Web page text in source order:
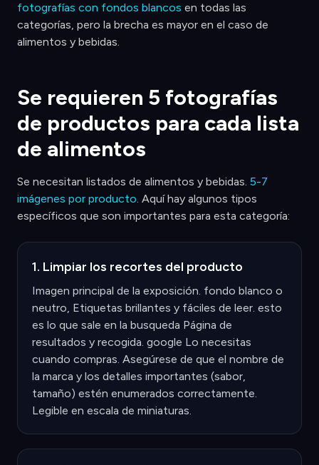
fotografías con fondos blancos en todas las
categorías, pero la brecha es mayor en el caso de
alimentos y bebidas.
Se requieren 5 fotografías
de productos para cada lista
de alimentos
Se necesitan listados de alimentos y bebidas. 5-7
imágenes por producto. Aquí hay algunos tipos
específicos que son importantes para esta categoría:
1. Limpiar los recortes del producto
Imagen principal de la exposición. fondo blanco o
neutro, Etiquetas brillantes y fáciles de leer. esto
es lo que sale en la busqueda Página de
resultados y recogida. google Lo necesitas
cuando compras. Asegúrese de que el nombre de
la marca y los detalles importantes (sabor,
tamaño) estén enumerados correctamente.
Legible en escala de miniaturas.